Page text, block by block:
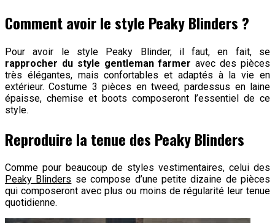
Comment avoir le style Peaky Blinders ?
Pour avoir le style Peaky Blinder, il faut, en fait, se
rapprocher du style gentleman farmer avec des pièces
très élégantes, mais confortables et adaptés à la vie en
extérieur. Costume 3 pièces en tweed, pardessus en laine
épaisse, chemise et boots composeront l’essentiel de ce
style.
Reproduire la tenue des Peaky Blinders
Comme pour beaucoup de styles vestimentaires, celui des
Peaky Blinders se compose d’une petite dizaine de pièces
qui composeront avec plus ou moins de régularité leur tenue
quotidienne.